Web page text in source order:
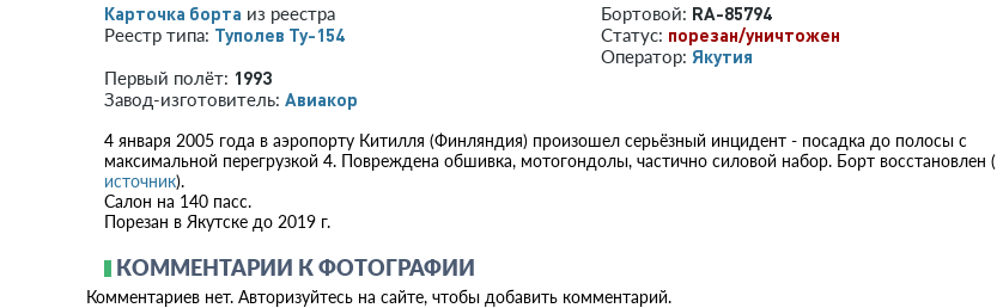
Карточка борта из реестра
Реестр типа: Туполев Ту-154
Первый полёт: 1993
Завод-изготовитель: Авиакор
Бортовой: RA-85794
Статус: порезан/уничтожен
Оператор: Якутия
4 января 2005 года в аэропорту Китилля (Финляндия) произошел серьёзный инцидент - посадка до полосы с
максимальной перегрузкой 4. Повреждена обшивка, мотогондолы, частично силовой набор. Борт восстановлен (
источник).
Салон на 140 пасс.
Порезан в Якутске до 2019 г.
КОММЕНТАРИИ К ФОТОГРАФИИ
Комментариев нет. Авторизуйтесь на сайте, чтобы добавить комментарий.